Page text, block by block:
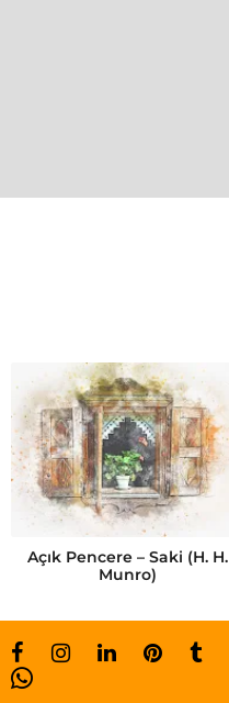
ş
t
ı
r
m
aAçık Pencere – Saki (H. H.
Munro)